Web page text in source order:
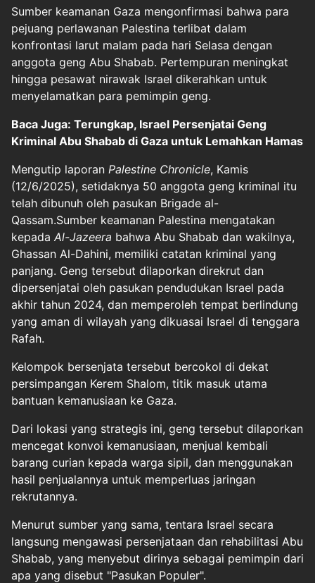
Sumber keamanan Gaza mengonfirmasi bahwa para
pejuang perlawanan Palestina terlibat dalam
konfrontasi larut malam pada hari Selasa dengan
anggota geng Abu Shabab. Pertempuran meningkat
hingga pesawat nirawak Israel dikerahkan untuk
menyelamatkan para pemimpin geng.
Baca Juga: Terungkap, Israel Persenjatai Geng
Kriminal Abu Shabab di Gaza untuk Lemahkan Hamas
Mengutip laporan Palestine Chronicle, Kamis
(12/6/2025), setidaknya 50 anggota geng kriminal itu
telah dibunuh oleh pasukan Brigade al-
Qassam.Sumber keamanan Palestina mengatakan
kepada Al-Jazeera bahwa Abu Shabab dan wakilnya,
Ghassan Al-Dahini, memiliki catatan kriminal yang
panjang. Geng tersebut dilaporkan direkrut dan
dipersenjatai oleh pasukan pendudukan Israel pada
akhir tahun 2024, dan memperoleh tempat berlindung
yang aman di wilayah yang dikuasai Israel di tenggara
Rafah.
Kelompok bersenjata tersebut bercokol di dekat
persimpangan Kerem Shalom, titik masuk utama
bantuan kemanusiaan ke Gaza.
Dari lokasi yang strategis ini, geng tersebut dilaporkan
mencegat konvoi kemanusiaan, menjual kembali
barang curian kepada warga sipil, dan menggunakan
hasil penjualannya untuk memperluas jaringan
rekrutannya.
Menurut sumber yang sama, tentara Israel secara
langsung mengawasi persenjataan dan rehabilitasi Abu
Shabab, yang menyebut dirinya sebagai pemimpin dari
apa yang disebut "Pasukan Populer".